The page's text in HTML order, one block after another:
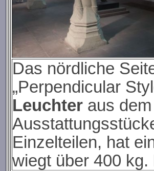
Das nördliche
„Perpendicular
Leuchter aus
Einzelteilen, hat
wiegt über 400